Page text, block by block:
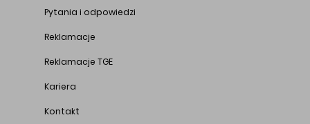
Pytania i odpowiedzi
Reklamacje
Reklamacje TGE
Kariera
Kontakt